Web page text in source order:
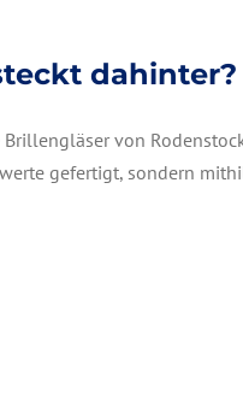
dahinter?
von
gefertigt, sondern